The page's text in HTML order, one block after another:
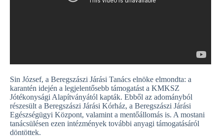
Sin József, a Beregszászi Járási Tanács elnöke elmondta: a
karantén idején a legjelentősebb támogatást a KMKSZ
Jótékonysági Alapítványától kapták. Ebből az adományból
részesült a Beregszászi Járási Kórház, a Beregszászi Járási
Egészségügyi Központ, valamint a mentőállomás is. A mostani
tanácsülésen ezen intézmények további anyagi támogatásáról
döntöttek.